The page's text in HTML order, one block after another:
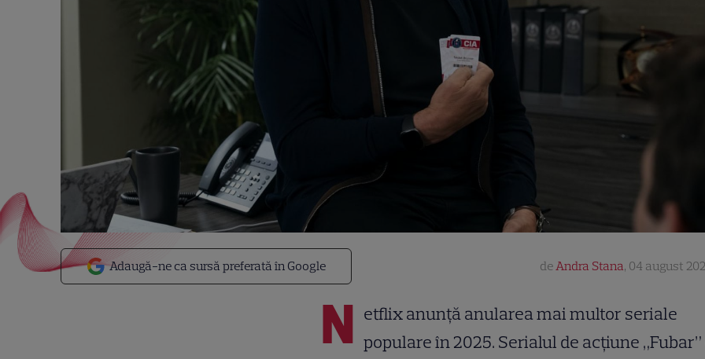
Adaugă-ne ca sursă preferată în Google deAndra Stana, 04 august
N etflix anunță anularea mai multor seriale
populare în 2025. Serialul de acțiune